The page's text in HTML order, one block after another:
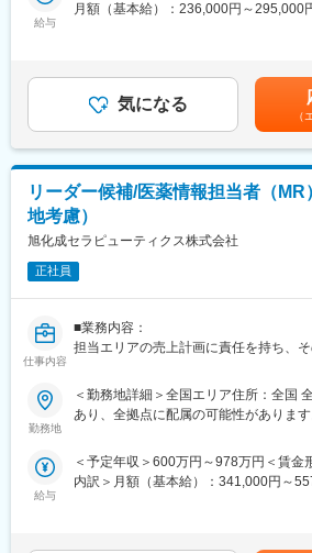
・品質KPIsのモニタリング及び継続的
を既にお付き合いのある既存の販売代
院へルート営業を行っていただきます。
す。
・新規での営業はほとんど発生しなく
客様へ営業活動を行っていくため、無理
などはございません。
※新規が発生する場合は開業医からのお
からのご紹介となるためニーズが無いと
ざいません。
・専門的な知識が身につくため営業と
できます。
・国内トップシェアを誇る商材を扱う
■育成環境
・営業職向け研修(製品知識・製薬企業
・先輩社員の方の同席から始めていく
心できる環境です。
給与
月額（基本給）：236,000円～295,000
務評価により変動します。賃金はあく
選考を通じて上下する可能性がありま
含めた表記です。
気になる
（
リーダー候補/医薬情報担当者（
地考慮）
旭化成セラピューティクス株式会社
正社員
仕事内容
■業務内容：
担当エリアの売上計画に責任を持ち、
・医師、看護師、薬剤師といった医療
効性・安全性などの情報提供や副作用
■仕事の魅力・やりがい：
活動領域が整形外科領域、リウマチ・
勤務地
＜勤務地詳細＞全国エリア住所：全国
あり、全拠点に配属の可能性がありま
給与
＜予定年収＞600万円～978万円＜賃金
内訳＞月額（基本給）：341,000円～